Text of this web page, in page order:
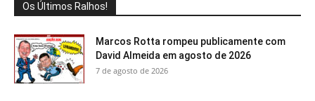
Os Últimos Ralhos!
Marcos Rotta rompeu publicamente com
David Almeida em agosto de 2026
7 de agosto de 2026